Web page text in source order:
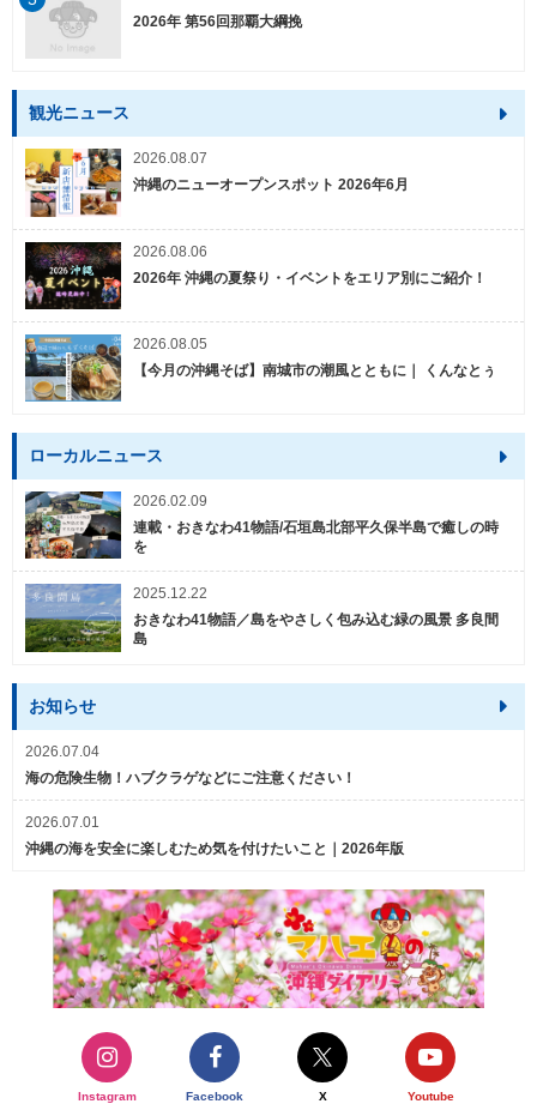
2026年 第56回那覇大綱挽
観光ニュース
2026.08.07
沖縄のニューオープンスポット 2026年6月
2026.08.06
2026年 沖縄の夏祭り・イベントをエリア別にご紹介！
2026.08.05
【今月の沖縄そば】南城市の潮風とともに｜ くんなとぅ
ローカルニュース
2026.02.09
連載・おきなわ41物語/石垣島北部平久保半島で癒しの時
を
2025.12.22
おきなわ41物語／島をやさしく包み込む緑の風景 多良間
島
お知らせ
2026.07.04
海の危険生物！ハブクラゲなどにご注意ください！
2026.07.01
沖縄の海を安全に楽しむため気を付けたいこと｜2026年版
Instagram Facebook X Youtube